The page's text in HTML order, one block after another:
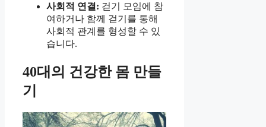
사회적 연결: 걷기 모임에 참
여하거나 함께 걷기를 통해
사회적 관계를 형성할 수 있
습니다.
40대의 건강한 몸 만들
기